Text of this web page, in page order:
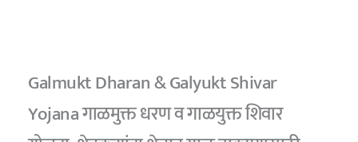
Galmukt Dharan & Galyukt Shivar
Yojana गाळमुक्त धरण व गाळयुक्त शिवार